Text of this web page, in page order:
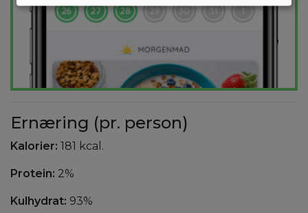
Ernæring (pr. person)
Kalorier: 181 kcal.
Protein: 2%
Kulhydrat: 93%